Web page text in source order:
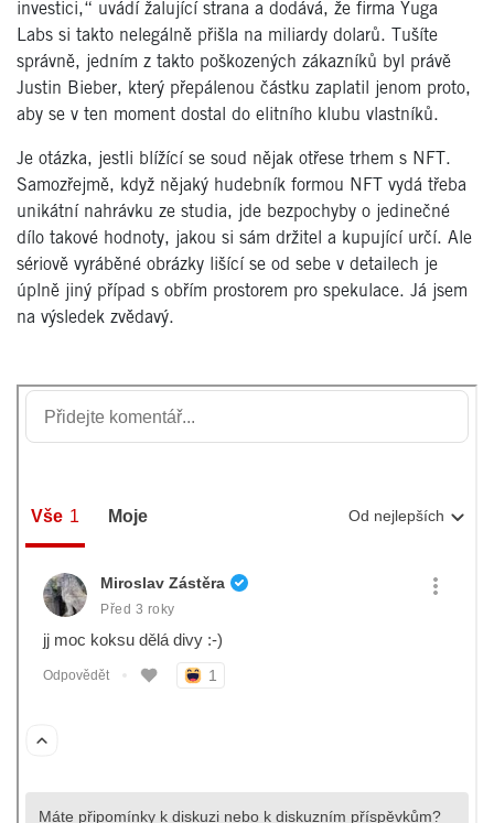
investici,“ uvádí žalující strana a dodává, že firma Yuga
Labs si takto nelegálně přišla na miliardy dolarů. Tušíte
správně, jedním z takto poškozených zákazníků byl právě
Justin Bieber, který přepálenou částku zaplatil jenom proto,
aby se v ten moment dostal do elitního klubu vlastníků.
Je otázka, jestli blížící se soud nějak otřese trhem s NFT.
Samozřejmě, když nějaký hudebník formou NFT vydá třeba
unikátní nahrávku ze studia, jde bezpochyby o jedinečné
dílo takové hodnoty, jakou si sám držitel a kupující určí. Ale
sériově vyráběné obrázky lišící se od sebe v detailech je
úplně jiný případ s obřím prostorem pro spekulace. Já jsem
na výsledek zvědavý.